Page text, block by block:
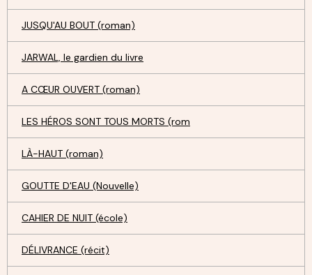
JUSQU'AU BOUT (roman)
JARWAL, le gardien du livre
A CŒUR OUVERT (roman)
LES HÉROS SONT TOUS MORTS (rom
LÀ-HAUT (roman)
GOUTTE D'EAU (Nouvelle)
CAHIER DE NUIT (école)
DÉLIVRANCE (récit)